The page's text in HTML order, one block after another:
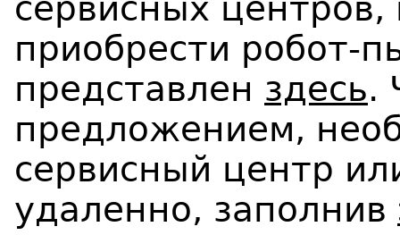
сервисных
приобрести робот-
представлен здесь.
предложением,
сервисный центр
удаленно, заполнив